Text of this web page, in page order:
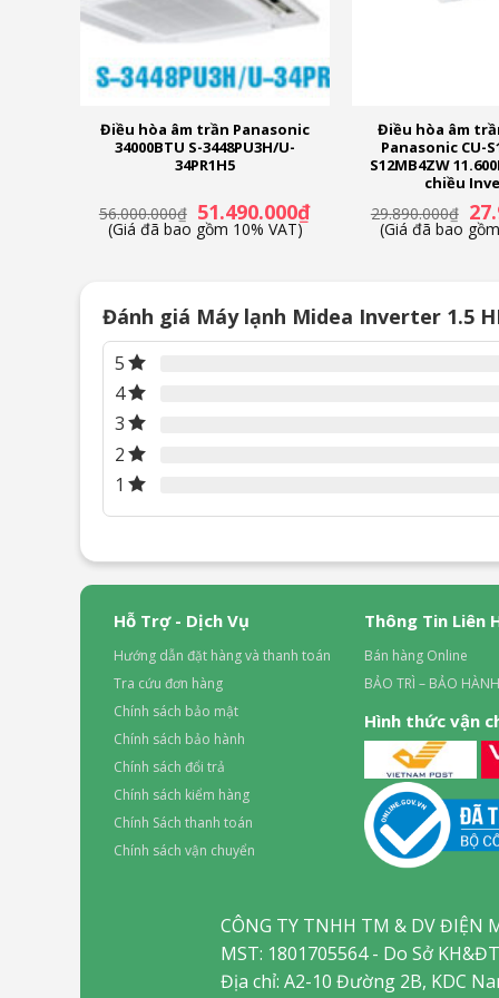
Điều hòa âm trần Panasonic
34000BTU S-3448PU3H/U-
34PR1H5
56.000.000₫ Giá
gốc
là:
51.490.000₫Giá
(Giá đã bao gồm 10% VAT)
Điều hòa âm
Panasonic CU-
S12MB4ZW
chiều
29.890.000₫ Giá
gốc
là:
(Giá đã bao
Đánh giá Máy lạnh Midea Inverter 1.5
5
4
3
2
1
Hỗ Trợ - Dịch Vụ
Hướng dẫn đặt hàng và thanh toán
Tra cứu đơn hàng
Chính sách bảo mật
Chính sách bảo hành
Chính sách đổi trả
Chính sách kiểm hàng
Chính Sách thanh toán
Chính sách vận chuyển
Thông Tin Liên
Bán hàng Online
BẢO TRÌ – BẢO
Hình thức vận
CÔNG TY TNHH TM & DV ĐIỆN
MST: 1801705564 - Do Sở
Địa chỉ: A2-10 Đường 2B, KDC